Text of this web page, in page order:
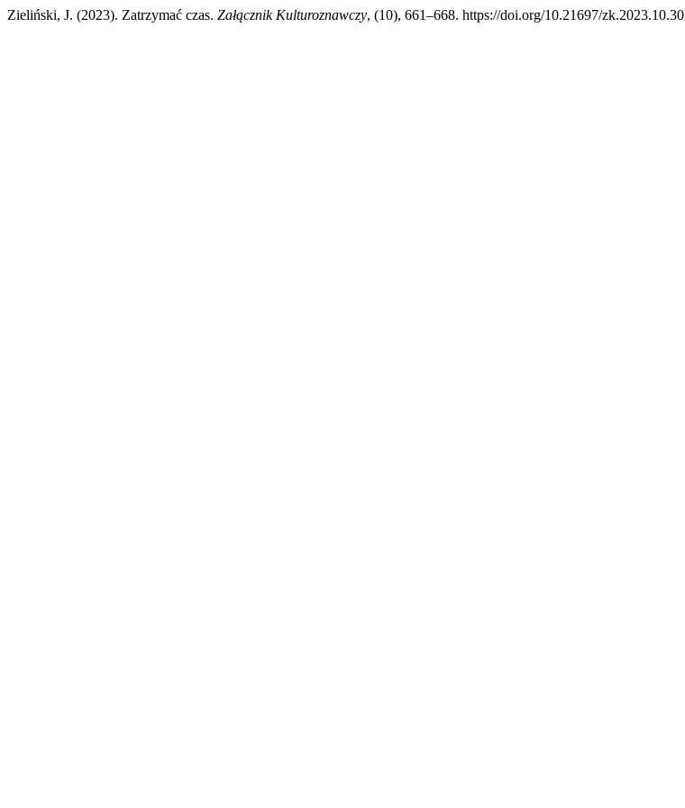
Zieliński, J. (2023). Zatrzymać czas. Załącznik Kulturoznawczy, (10), 661–668. https://doi.org/10.21697/zk.2023.10.30